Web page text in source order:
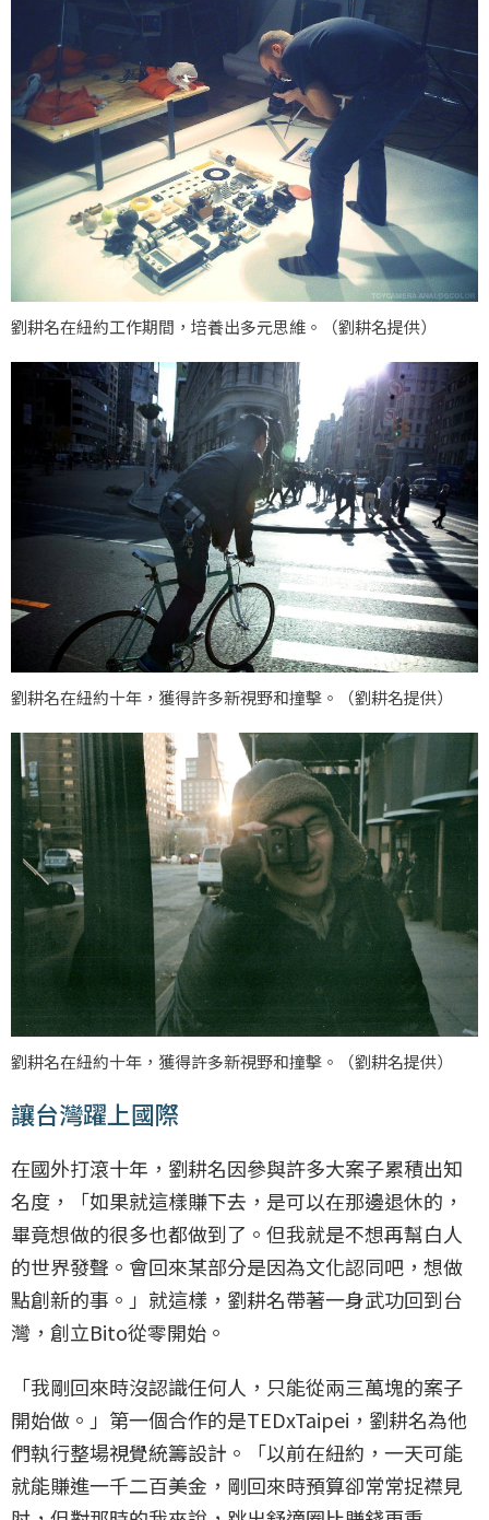
劉耕名在紐約工作期間，培養出多元思維。（劉耕名提供）
劉耕名在紐約十年，獲得許多新視野和撞擊。（劉耕名提供）
劉耕名在紐約十年，獲得許多新視野和撞擊。（劉耕名提供）
讓台灣躍上國際
在國外打滾十年，劉耕名因參與許多大案子累積出知
名度，「如果就這樣賺下去，是可以在那邊退休的，
畢竟想做的很多也都做到了。但我就是不想再幫白人
的世界發聲。會回來某部分是因為文化認同吧，想做
點創新的事。」就這樣，劉耕名帶著一身武功回到台
灣，創立Bito從零開始。
「我剛回來時沒認識任何人，只能從兩三萬塊的案子
開始做。」第一個合作的是TEDxTaipei，劉耕名為他
們執行整場視覺統籌設計。「以前在紐約，一天可能
就能賺進一千二百美金，剛回來時預算卻常常捉襟見